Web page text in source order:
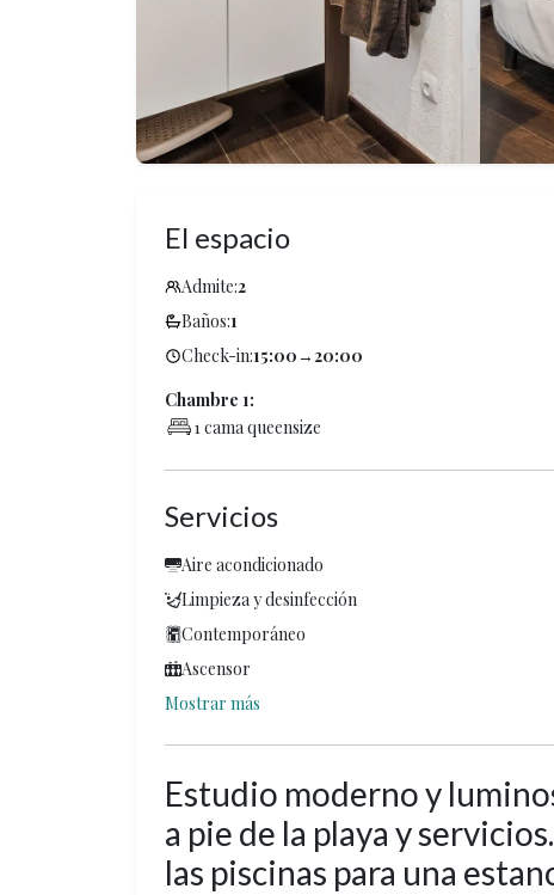
El espacio
Admite:2
Baños:1
Check-in:15:00→20:00
Chambre 1:
1 cama queensize
Servicios
Aire acondicionado
Limpieza y desinfección
Contemporáneo
Ascensor
Mostrar más
Estudio moderno y
a pie de la playa y
las piscinas para una